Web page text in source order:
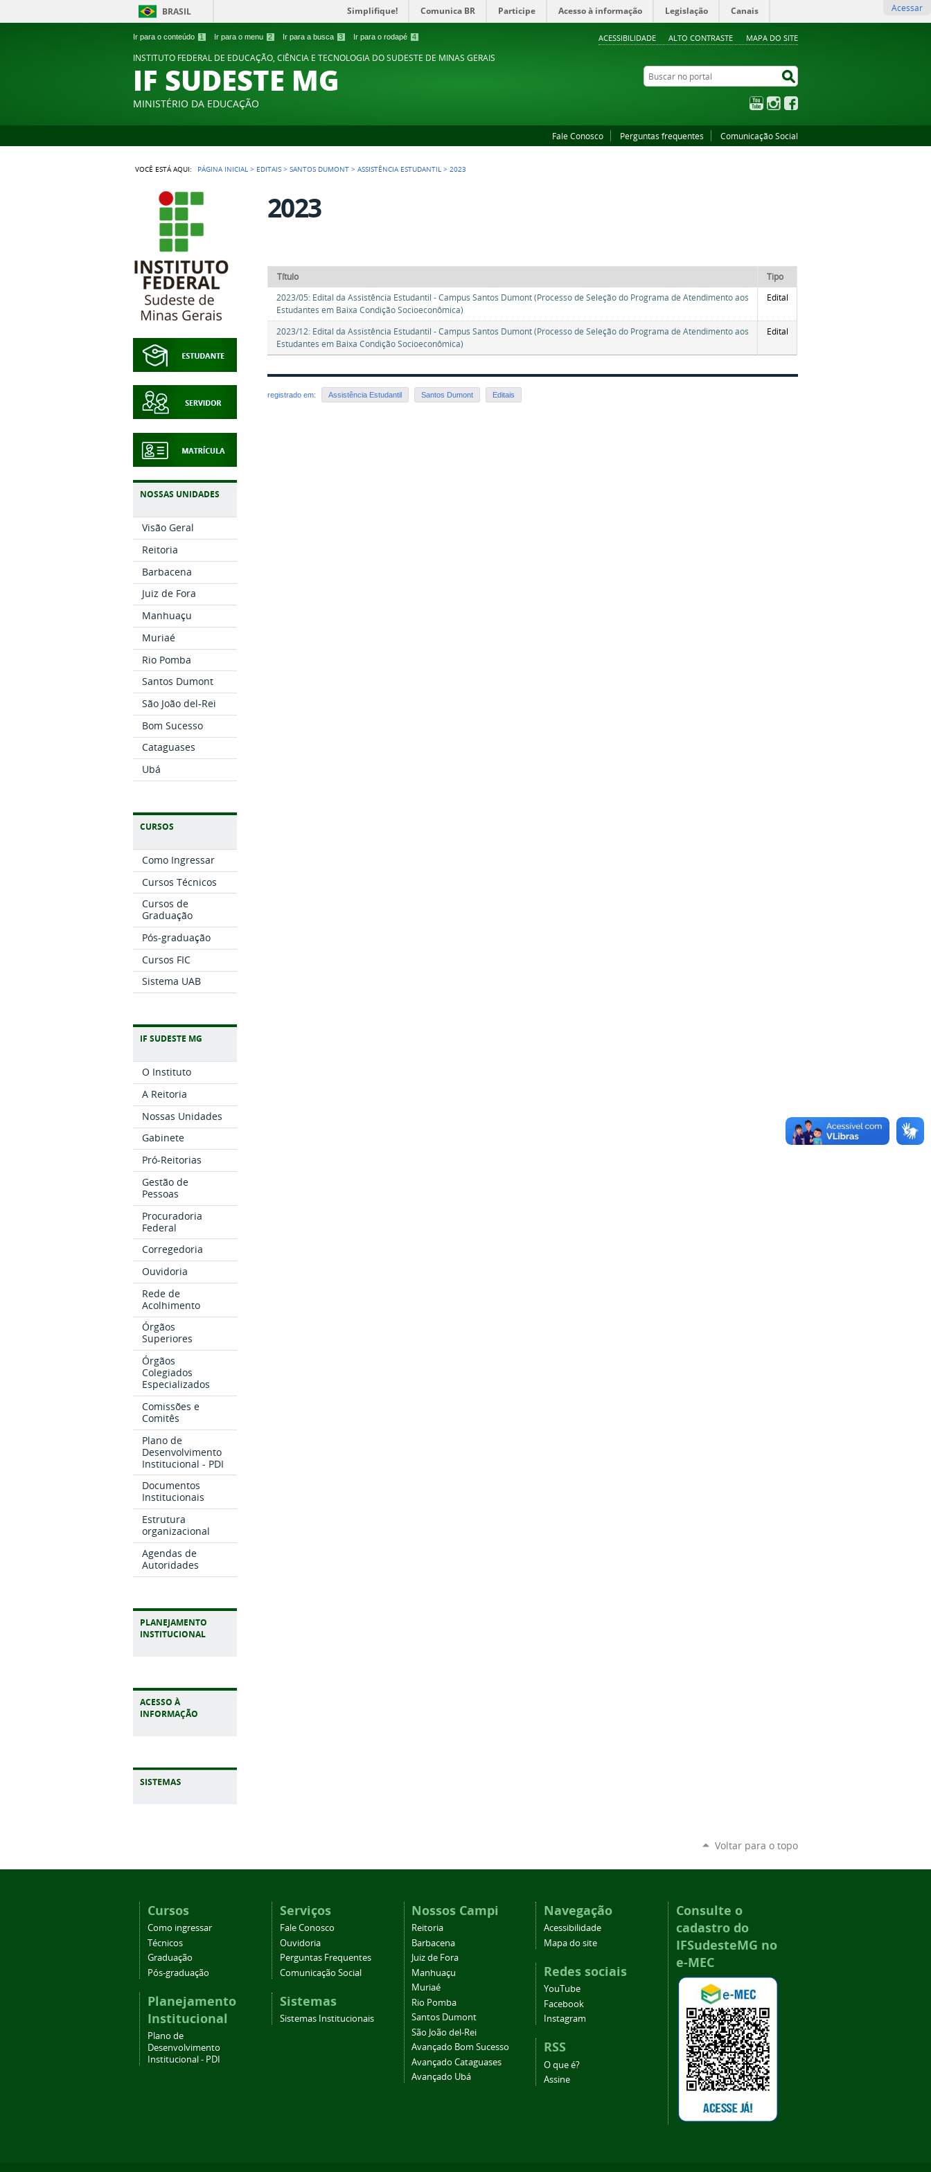
Ir para o conteúdo 1 Ir para o menu 2 Ir para a busca 3 Ir para o rodapé 4 ACESSIBILIDADE ALTO CONTRASTE MAPA DO SITE
BRASIL Simplifique! Comunica BR Participe Acesso à informação Legislação Canais Acessar
INSTITUTO FEDERAL DE EDUCAÇÃO, CIÊNCIA E TECNOLOGIA DO SUDESTE DE MINAS GERAIS
IF SUDESTE MG
MINISTÉRIO DA EDUCAÇÃO
Buscar no portal
YouTubeInstagram
Fale Conosco Perguntas frequentes Comunicação Social
VOCÊ ESTÁ AQUI: PÁGINA INICIAL > EDITAIS >SANTOS DUMONT >ASSISTÊNCIA ESTUDANTIL >2023
NOSSAS UNIDADES
Visão Geral
Reitoria
Barbacena
Juiz de Fora
Manhuaçu
Muriaé
Rio Pomba
Santos Dumont
São João del-Rei
Bom Sucesso
Cataguases
Ubá
CURSOS
Como Ingressar
Cursos Técnicos
Cursos de
Graduação
Pós-graduação
Cursos FIC
Sistema UAB
IF SUDESTE MG
O Instituto
A Reitoria
Nossas Unidades
Gabinete
Pró-Reitorias
Gestão de
Pessoas
Procuradoria
Federal
Corregedoria
Ouvidoria
Rede de
Acolhimento
Órgãos
Superiores
Órgãos
Colegiados
Especializados
Comissões e
Comitês
Plano de
Desenvolvimento
Institucional - PDI
Documentos
Institucionais
Estrutura
organizacional
Agendas de
Autoridades
PLANEJAMENTO
INSTITUCIONAL
ACESSO À
INFORMAÇÃO
2023
Título
Tipo
2023/05: Edital da Assistência Estudantil - Campus Santos Dumont (Processo de Seleção do Programa de Atendimento aos
Estudantes em Baixa Condição Socioeconômica)
Edital
2023/12: Edital da Assistência Estudantil - Campus Santos Dumont (Processo de Seleção do Programa de Atendimento aos
Estudantes em Baixa Condição Socioeconômica)
Edital
registrado em: Assistência Estudantil Santos Dumont Editais
Voltar para o topo
Cursos
Como ingressar
Técnicos
Graduação
Pós-graduação
Planejamento
Institucional
Plano de
Desenvolvimento
Institucional - PDI
Serviços
Fale Conosco
Ouvidoria
Perguntas Frequentes
Comunicação Social
Sistemas
Sistemas Institucionais
Nossos Campi
Reitoria
Barbacena
Juiz de Fora
Manhuaçu
Muriaé
Rio Pomba
Santos Dumont
São João del-Rei
Avançado Bom Sucesso
Avançado Cataguases
Avançado Ubá
Navegação
Acessibilidade
Mapa do site
Redes sociais
YouTube
Facebook
Instagram
RSS
O que é?
Assine
Consulte o
cadastro do
IFSudesteMG no
e-MEC